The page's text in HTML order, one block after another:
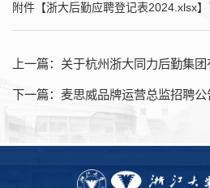
附件【浙大后勤应聘登记表2024.xlsx
上一篇： 关于杭州浙大同力后勤集团有限公司董事长兼总经
下一篇： 麦思威品牌运营总监招聘公